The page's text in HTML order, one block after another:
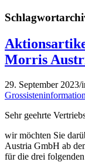
Morris
29. September 2023/
Sehr geehrte
wir möchten Sie
Austria GmbH ab
für die drei